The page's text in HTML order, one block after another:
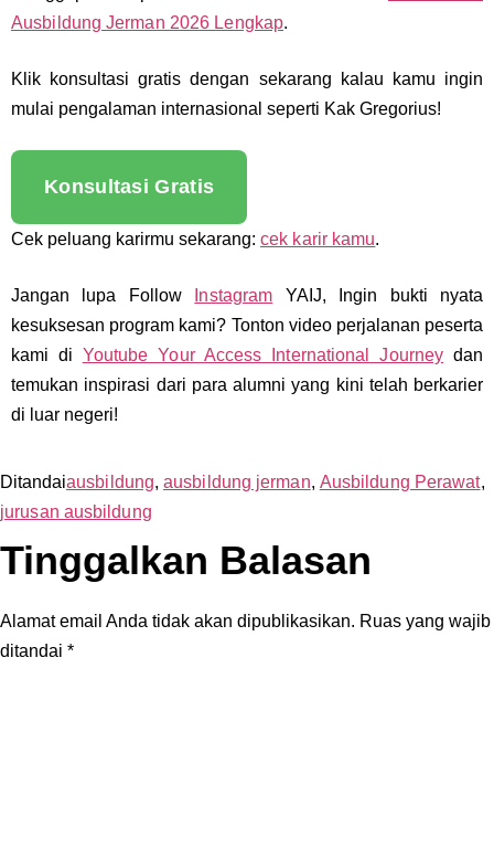
Ausbildung Jerman 2026 Lengkap.
Klik konsultasi gratis dengan sekarang kalau kamu ingin
mulai pengalaman internasional seperti Kak Gregorius!
Konsultasi Gratis
Cek peluang karirmu sekarang: cek karir kamu.
Jangan lupa Follow Instagram YAIJ, Ingin bukti nyata
kesuksesan program kami? Tonton video perjalanan peserta
kami di Youtube Your Access International Journey dan
temukan inspirasi dari para alumni yang kini telah berkarier
di luar negeri!
Ditandaiausbildung, ausbildung jerman, Ausbildung Perawat,
jurusan ausbildung
Tinggalkan Balasan
Alamat email Anda tidak akan dipublikasikan. Ruas yang wajib
ditandai *